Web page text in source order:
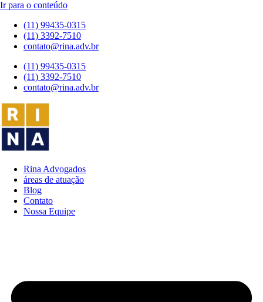
Ir para o conteúdo
(11) 99435-0315
(11) 3392-7510
contato@rina.adv.br
(11) 99435-0315
(11) 3392-7510
contato@rina.adv.br
Rina Advogados
áreas de atuação
Blog
Contato
Nossa Equipe